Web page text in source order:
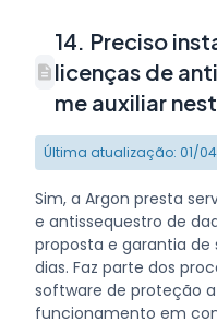
14. Preciso
licenças de
me auxiliar
Última atualização: 01/
Sim, a Argon presta
e antissequestro de
proposta e garantia de
dias. Faz parte dos
software de proteção
funcionamento em